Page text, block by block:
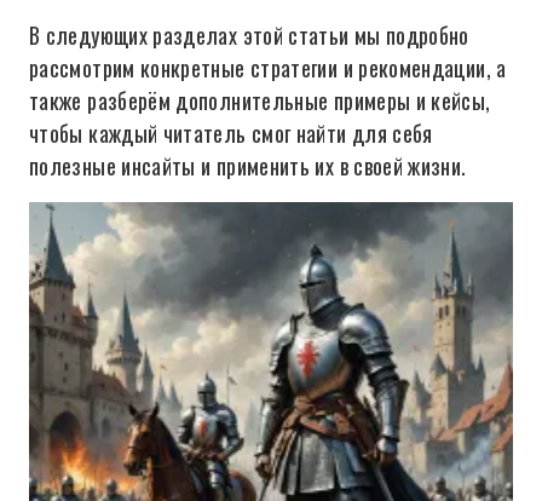
В следующих разделах этой статьи мы подробно
рассмотрим конкретные стратегии и рекомендации, а
также разберём дополнительные примеры и кейсы,
чтобы каждый читатель смог найти для себя
полезные инсайты и применить их в своей жизни.